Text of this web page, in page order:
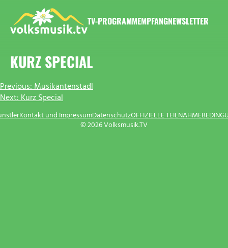
Inhalt
springen
TV-PROGRAMMEMPFANGNEWSLETTER
KURZ SPECIAL
BEITRAGSNAVIGATION
Previous:Musikantenstadl
Next:Kurz Special
© 2026 Volksmusik.TV
Kontakt und ImpressumDatenschutzOFFIZIELLE